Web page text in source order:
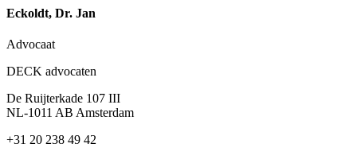
Eckoldt, Dr. Jan
Advocaat
DECK advocaten
De Ruijterkade 107 III
NL-1011 AB Amsterdam
+31 20 238 49 42